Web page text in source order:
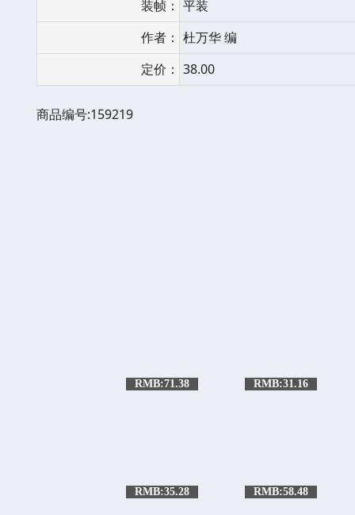
装帧： 平装
作者： 杜万华 编
定价： 38.00
商品编号:159219
RMB:71.38 RMB:31.16
RMB:35.28 RMB:58.48